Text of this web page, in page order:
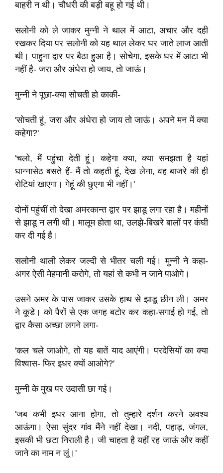
बाहरी न थी। चौधरी की बड़ी बहू हो गई थी।
सलोनी को ले जाकर मुन्नी ने थाल में आटा, अचार और दही
रखकर दिया पर सलोनी को यह थाल लेकर घर जाते लाज आती
थी। पाहुना द्वार पर बैठा हुआ है। सोचेगा, इसके घर में आटा भी
नहीं है- जरा और अंधेरा हो जाय, तो जाऊं।
मुन्नी ने पूछा-क्या सोचती हो काकी-
'सोचती हूं, जरा और अंधेरा हो जाय तो जाऊं। अपने मन में क्या
कहेगा?'
'चलो, मैं पहुंचा देती हूं। कहेगा क्या, क्या समझता है यहां
धान्नासेठ बसते हैं- मैं तो कहती हूं, देख लेना, वह बाजरे की ही
रोटियां खाएगा। गेहूं की छुएगा भी नहीं।'
दोनों पहुंचीं तो देखा अमरकान्त द्वार पर झाडू लगा रहा है। महीनों
से झाडू न लगी थी। मालूम होता था, उलझे-बिखरे बालों पर कंघी
कर दी गई है।
सलोनी थाली लेकर जल्दी से भीतर चली गई। मुन्नी ने कहा-
अगर ऐसी मेहमानी करोगे, तो यहां से कभी न जाने पाओगे।
उसने अमर के पास जाकर उसके हाथ से झाडू छीन ली। अमर
ने कूडे। को पैरों से एक जगह बटोर कर कहा-सगाई हो गई, तो
द्वार कैसा अच्छा लगने लगा-
'कल चले जाओगे, तो यह बातें याद आएंगी। परदेसियों का क्या
विश्वास- फिर इधर क्यों आओगे?'
मुन्नी के मुख पर उदासी छा गई।
'जब कभी इधर आना होगा, तो तुम्हारे दर्शन करने अवश्य
आऊंगा। ऐसा सुंदर गांव मैंने नहीं देखा। नदी, पहाड़, जंगल,
इसकी भी छटा निराली है। जी चाहता है यहीं रह जाऊं और कहीं
जाने का नाम न लूं।'